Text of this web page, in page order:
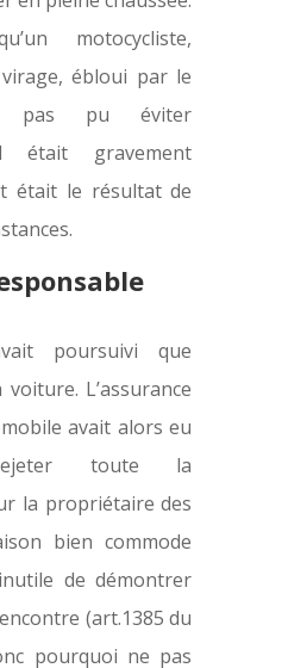
motocycliste,
ébloui par le
pas pu éviter
était gravement
était le résultat de
poursuivi que
voiture. L’assurance
avait alors eu
toute la
la propriétaire des
bien commode
de démontrer
(art.1385 du
pourquoi ne pas